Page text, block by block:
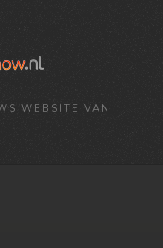
WEBSITE VAN